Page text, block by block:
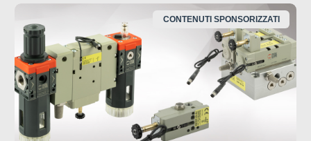
CONTENUTI SPONSORIZZATI